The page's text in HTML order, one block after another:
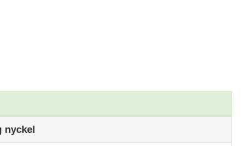
nyckel